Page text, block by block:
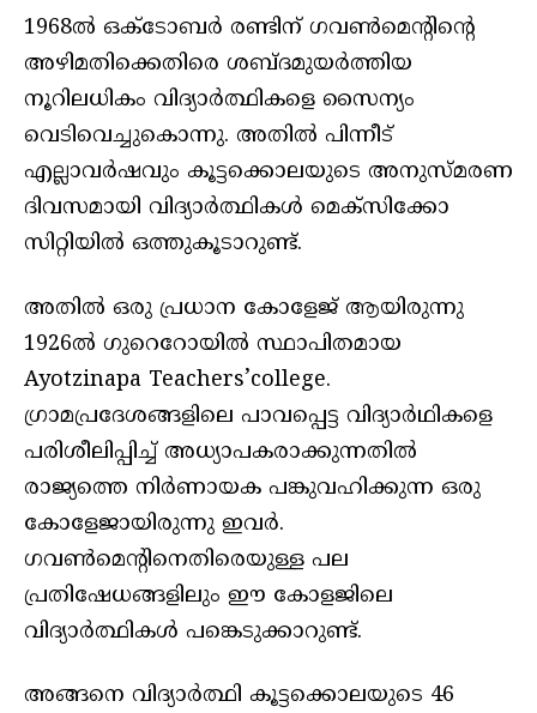
1968ൽ ഒക്ടോബർ രണ്ടിന് ഗവൺമെന്റിന്റെ
അഴിമതിക്കെതിരെ ശബ്ദമുയർത്തിയ
നൂറിലധികം വിദ്യാർത്ഥികളെ സൈന്യം
വെടിവെച്ചുകൊന്നു. അതിൽ പിന്നീട്
എല്ലാവർഷവും കൂട്ടക്കൊലയുടെ അനുസ്മരണ
ദിവസമായി വിദ്യാർത്ഥികൾ മെക്സിക്കോ
സിറ്റിയിൽ ഒത്തുകൂടാറുണ്ട്.
അതിൽ ഒരു പ്രധാന കോളേജ് ആയിരുന്നു
1926ൽ ഗുറെറോയിൽ സ്ഥാപിതമായ
Ayotzinapa Teachers’college.
ഗ്രാമപ്രദേശങ്ങളിലെ പാവപ്പെട്ട വിദ്യാർഥികളെ
പരിശീലിപ്പിച്ച് അധ്യാപകരാക്കുന്നതിൽ
രാജ്യത്തെ നിർണായക പങ്കുവഹിക്കുന്ന ഒരു
കോളേജായിരുന്നു ഇവർ.
ഗവൺമെന്റിനെതിരെയുള്ള പല
പ്രതിഷേധങ്ങളിലും ഈ കോളജിലെ
വിദ്യാർത്ഥികൾ പങ്കെടുക്കാറുണ്ട്.
അങ്ങനെ വിദ്യാർത്ഥി കൂട്ടക്കൊലയുടെ 46